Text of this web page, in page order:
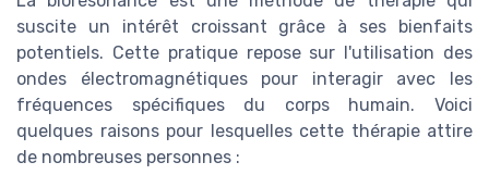
suscite un intérêt croissant grâce à ses bienfaits
potentiels. Cette pratique repose sur l'utilisation des
ondes électromagnétiques pour interagir avec les
fréquences spécifiques du corps humain. Voici
quelques raisons pour lesquelles cette thérapie attire
de nombreuses personnes :